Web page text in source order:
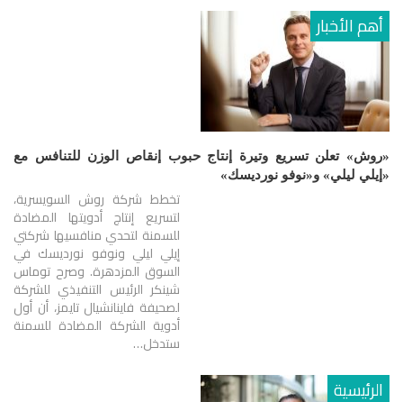
أهم الأخبار
«روش» تعلن تسريع وتيرة إنتاج حبوب إنقاص الوزن للتنافس مع
«إيلي ليلي» و«نوفو نورديسك»
تخطط شركة روش السويسرية،
لتسريع إنتاج أدويتها المضادة
للسمنة لتحدي منافسيها شركتي
إيلي ليلي ونوفو نورديسك في
السوق المزدهرة. وصرح توماس
شينكر الرئيس التنفيذي للشركة
لصحيفة فاينانشيال تايمز، أن أول
أدوية الشركة المضادة للسمنة
ستدخل…
الرئيسية